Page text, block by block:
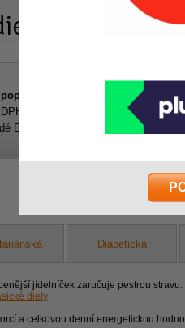
Mladá
25Kč
vyzvednout
Boleslavi
na Vámi
4:30 – 5:30
100Kč za
Diabetická
jídelníček zaručuje pestrou
diety
a celkovou denní energetickou